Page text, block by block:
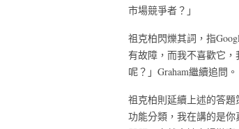
市場競爭者？」
祖克柏閃爍其詞，指
有故障，而我不喜歡它
呢？」Graham繼續追問。
祖克柏則延續上述的答
功能分類，我在講的是